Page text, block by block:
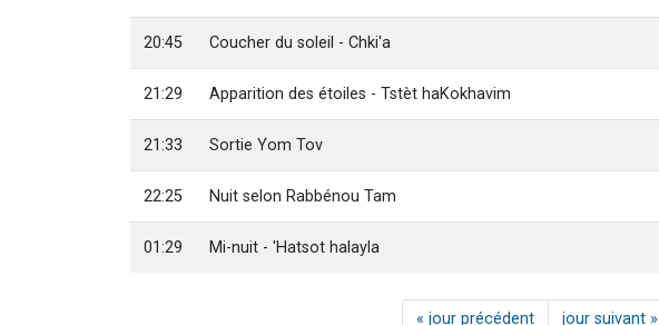
20:45 Coucher du soleil - Chki'a
21:29 Apparition des étoiles - Tstèt haKokhavim
21:33 Sortie Yom Tov
22:25 Nuit selon Rabbénou Tam
01:29 Mi-nuit - 'Hatsot halayla
« jour précédent jour suivant »